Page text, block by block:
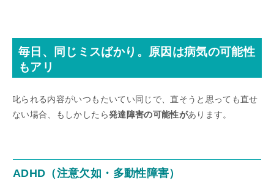
毎日、同じミスばかり。原因は病気の可能性
もアリ
叱られる内容がいつもたいてい同じで、直そうと思っても直せ
ない場合、もしかしたら発達障害の可能性があります。
ADHD（注意欠如・多動性障害）